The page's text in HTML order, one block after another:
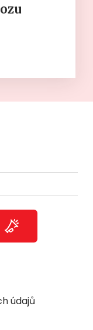
údajů